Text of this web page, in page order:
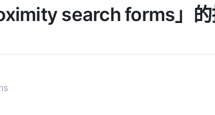
search forms」的